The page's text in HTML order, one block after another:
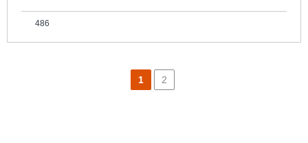
486
1 2